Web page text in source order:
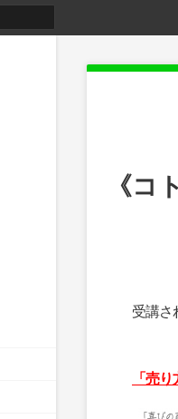
《コ
受講さ
「売